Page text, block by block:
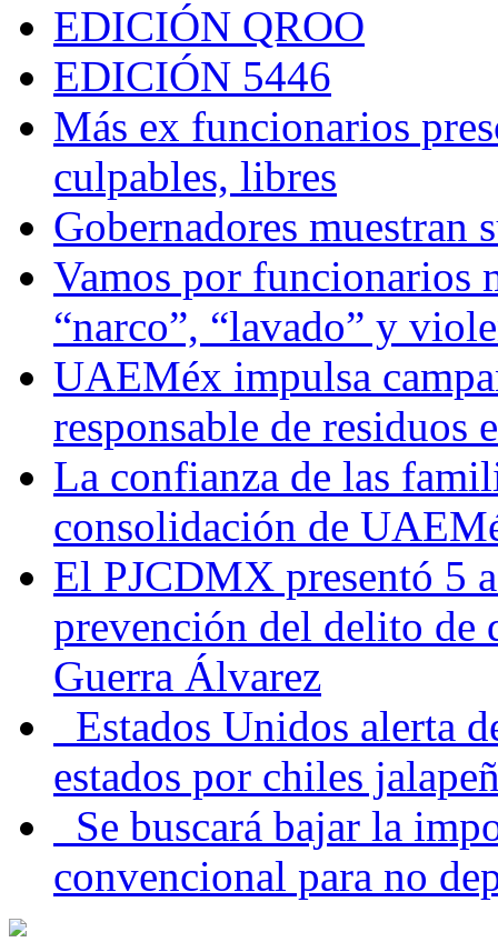
EDICIÓN QROO
EDICIÓN 5446
Más ex funcionarios
culpables, libres
Gobernadores muestran
Vamos por funcionarios
“narco”, “lavado” y
UAEMéx impulsa
responsable de residuos
La confianza de las
consolidación de
El PJCDMX presentó 5
prevención del delito de
Guerra Álvarez
Estados Unidos alerta
estados por chiles
Se buscará bajar la
convencional para no